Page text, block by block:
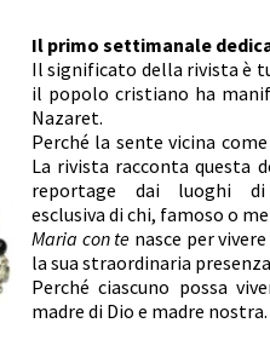
Il primo settimanale
Il significato della rivista è
il popolo cristiano ha
Nazaret.
Perché la sente vicina
La rivista racconta questa
reportage dai luoghi di
esclusiva di chi, famoso o
Maria con te nasce per
la sua straordinaria
Perché ciascuno possa
madre di Dio e madre nostra.